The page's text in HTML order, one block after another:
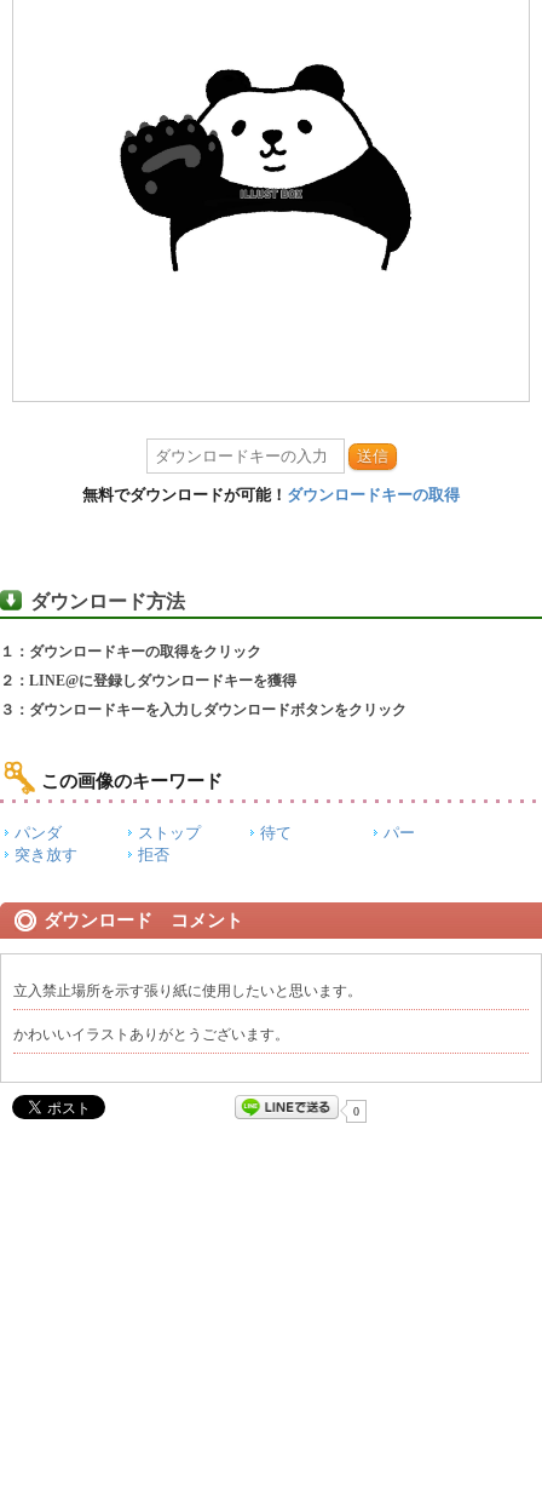
送信
無料でダウンロードが可能！ ダウンロードキーの取得
ダウンロード方法
１：ダウンロードキーの取得をクリック
２：LINE@に登録しダウンロードキーを獲得
３：ダウンロードキーを入力しダウンロードボタンをクリック
この画像のキーワード
パンダ ストップ 待て
パー
突き放す
拒否
ダウンロード コメント
立入禁止場所を示す張り紙に使用したいと思います。
かわいいイラストありがとうございます。
0